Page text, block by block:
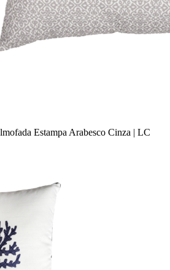
Estampa Arabesco Cinza | LC